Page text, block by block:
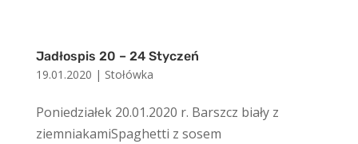
Jadłospis 20 – 24 Styczeń
19.01.2020 | Stołówka
Poniedziałek 20.01.2020 r. Barszcz biały z
ziemniakamiSpaghetti z sosem